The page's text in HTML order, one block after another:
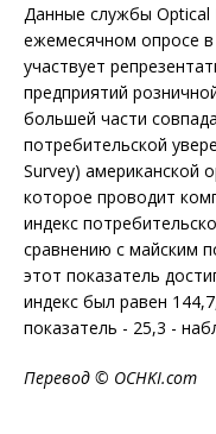
Данные службы Optical
ежемесячном опросе
участвует
предприятий
большей части
потребительской
Survey) американской
которое проводит
индекс
сравнению с майским
этот показатель
индекс был равен
показатель - 25,3 -
Перевод © OCHKI.com